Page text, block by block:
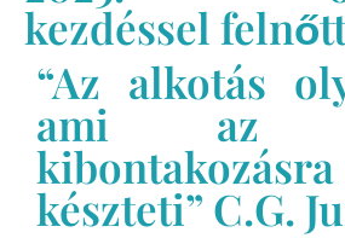
kezdéssel
“Az alkotás
ami az
kibontakozásra
készteti” C.G.